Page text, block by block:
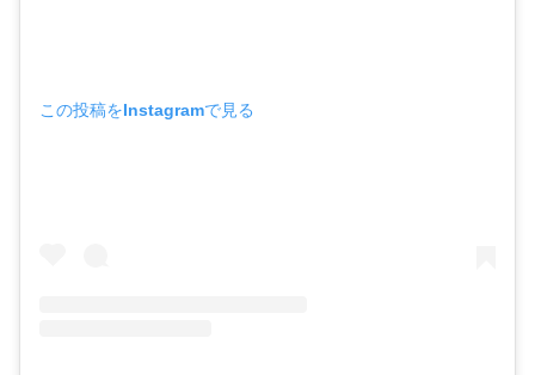
この投稿をInstagramで見る